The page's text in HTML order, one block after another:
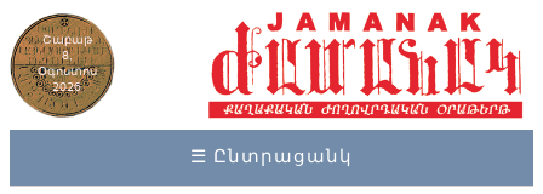
Շաբաթ
8,
Օգոստոս
2026
☰ Ընտրացանկ